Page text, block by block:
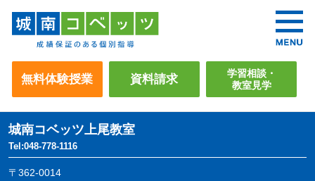
無料体験授業 資料請求
学習相談・
教室見学
城南コベッツ上尾教室
Tel:048-778-1116
〒362-0014